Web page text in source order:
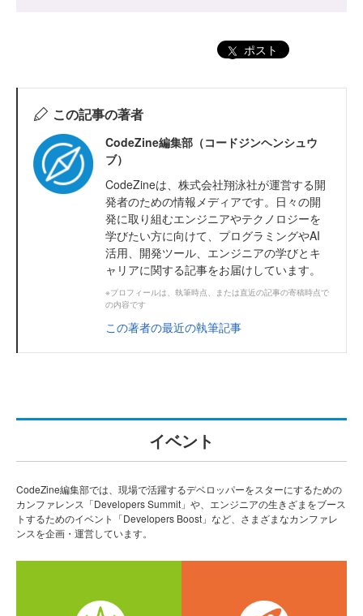
ポスト
この記事の著者
CodeZine編集部（コードジンヘンシュウ
ブ）
CodeZineは、株式会社翔泳社が運営する開
発者のための情報メディアです。日々の開
発に取り組むエンジニアやテクノロジーを
学びたい方に向けて、プログラミングやAI
活用、開発ツール、エンジニアの学びとキ
ャリアに関する記事をお届けしています。
※プロフィールは、執筆時点、または直近の記事の寄稿時点で
の内容です
この著者の最近の執筆記事
イベント
CodeZine編集部では、現場で活躍するデベロッパーをスターにするための
カンファレンス「Developers Summit」や、エンジニアの生きざまをブース
トするためのイベント「Developers Boost」など、さまざまなカンファレ
ンスを企画・運営しています。